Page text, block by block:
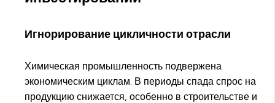
Игнорирование цикличности отрасли
Химическая промышленность подвержена
экономическим циклам. В периоды спада спрос на
продукцию снижается, особенно в строительстве и